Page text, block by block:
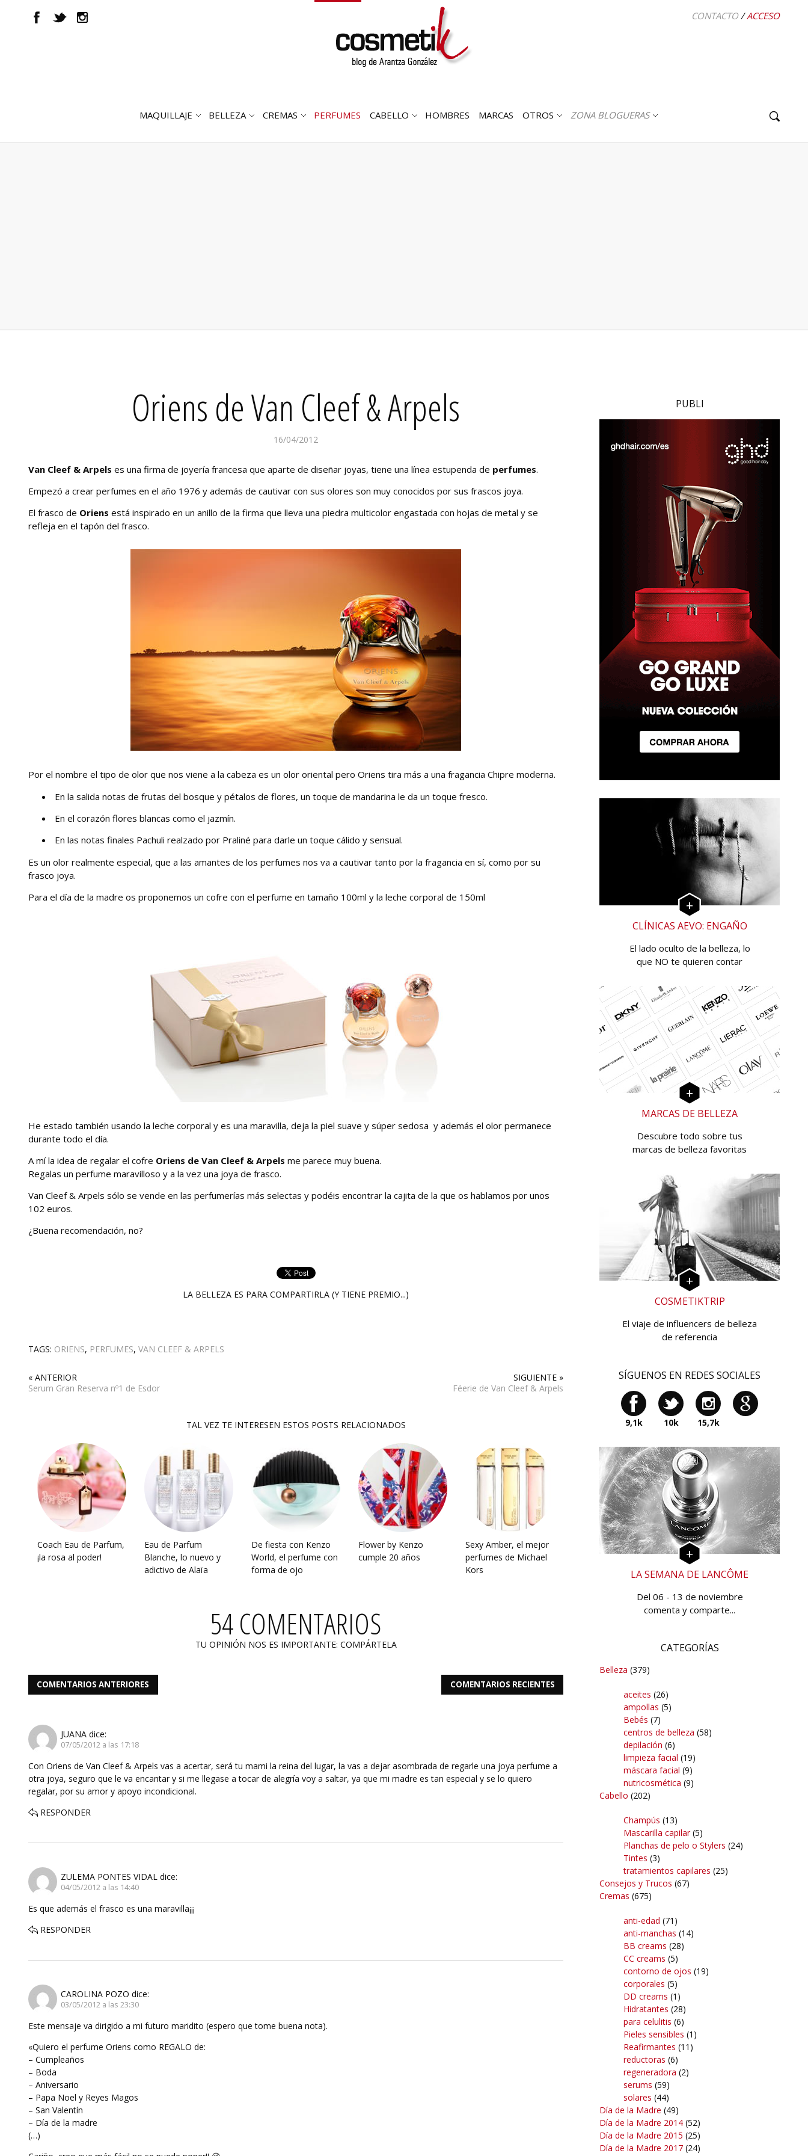
ABRIR
MAQUILLAJE
ABRIR
BELLEZA
ABRIR
CREMAS PERFUMES
ABRIR
CABELLO HOMBRES MARCAS
ABRIR
OTROS ZONA BLOGUERAS
CONTACTO/ACCESO
Oriens de Van Cleef & Arpels
16/04/2012
Van Cleef & Arpels es una firma de joyería francesa que aparte de diseñar joyas, tiene una línea estupenda de perfumes.
Empezó a crear perfumes en el año 1976 y además de cautivar con sus olores son muy conocidos por sus frascos joya.
El frasco de Oriens está inspirado en un anillo de la firma que lleva una piedra multicolor engastada con hojas de metal y se
refleja en el tapón del frasco.
Por el nombre el tipo de olor que nos viene a la cabeza es un olor oriental pero Oriens tira más a una fragancia Chipre moderna.
En la salida notas de frutas del bosque y pétalos de flores, un toque de mandarina le da un toque fresco.
En el corazón flores blancas como el jazmín.
En las notas finales Pachuli realzado por Praliné para darle un toque cálido y sensual.
Es un olor realmente especial, que a las amantes de los perfumes nos va a cautivar tanto por la fragancia en sí, como por su
frasco joya.
Para el día de la madre os proponemos un cofre con el perfume en tamaño 100ml y la leche corporal de 150ml
He estado también usando la leche corporal y es una maravilla, deja la piel suave y súper sedosa y además el olor permanece
durante todo el día.
A mí la idea de regalar el cofre Oriens de Van Cleef & Arpels me parece muy buena.
Regalas un perfume maravilloso y a la vez una joya de frasco.
Van Cleef & Arpels sólo se vende en las perfumerías más selectas y podéis encontrar la cajita de la que os hablamos por unos
102 euros.
¿Buena recomendación, no?
LA BELLEZA ES PARA COMPARTIRLA (Y TIENE PREMIO...)
TAGS: ORIENS, PERFUMES, VAN CLEEF & ARPELS
« ANTERIOR
Serum Gran Reserva nº1 de Esdor
SIGUIENTE »
Féerie de Van Cleef & Arpels
TAL VEZ TE INTERESEN ESTOS POSTS RELACIONADOS
Coach Eau de Parfum,
¡la rosa al poder!
Eau de Parfum
Blanche, lo nuevo y
adictivo de Alaïa
De fiesta con Kenzo
World, el perfume con
forma de ojo
Flower by Kenzo
cumple 20 años
Sexy Amber, el mejor
perfumes de Michael
Kors
54 COMENTARIOS
TU OPINIÓN NOS ES IMPORTANTE: COMPÁRTELA
COMENTARIOS ANTERIORES COMENTARIOS RECIENTES
JUANA dice:
07/05/2012 a las 17:18
Con Oriens de Van Cleef & Arpels vas a acertar, será tu mami la reina del lugar, la vas a dejar asombrada de regarle una joya perfume a
otra joya, seguro que le va encantar y si me llegase a tocar de alegría voy a saltar, ya que mi madre es tan especial y se lo quiero
regalar, por su amor y apoyo incondicional.
RESPONDER
ZULEMA PONTES VIDAL dice:
04/05/2012 a las 14:40
Es que además el frasco es una maravilla¡¡¡
RESPONDER
CAROLINA POZO dice:
03/05/2012 a las 23:30
Este mensaje va dirigido a mi futuro maridito (espero que tome buena nota).
«Quiero el perfume Oriens como REGALO de:
– Cumpleaños
– Boda
– Aniversario
– Papa Noel y Reyes Magos
– San Valentín
– Día de la madre
(…)
PUBLI
CLÍNICAS AEVO: ENGAÑO
El lado oculto de la belleza, lo
que NO te quieren contar
MARCAS DE BELLEZA
Descubre todo sobre tus
marcas de belleza favoritas
COSMETIKTRIP
El viaje de influencers de belleza
de referencia
SÍGUENOS EN REDES SOCIALES
9,1k 10k 15,7k
LA SEMANA DE LANCÔME
Del 06 - 13 de noviembre
comenta y comparte...
CATEGORÍAS
Belleza (379)
aceites (26)
ampollas (5)
Bebés (7)
centros de belleza (58)
depilación (6)
limpieza facial (19)
máscara facial (9)
nutricosmética (9)
Cabello (202)
Champús (13)
Mascarilla capilar(5)
Planchas de pelo o Stylers (24)
Tintes (3)
tratamientos capilares (25)
Consejos y Trucos (67)
Cremas (675)
anti-edad (71)
anti-manchas (14)
BB creams (28)
CC creams (5)
contorno de ojos (19)
corporales (5)
DD creams (1)
Hidratantes (28)
para celulitis (6)
Pieles sensibles (1)
Reafirmantes (11)
reductoras (6)
regeneradora (2)
serums (59)
solares (44)
Día de la Madre (49)
Día de la Madre 2014 (52)
Día de la Madre 2015 (25)
Día de la Madre 2017 (24)